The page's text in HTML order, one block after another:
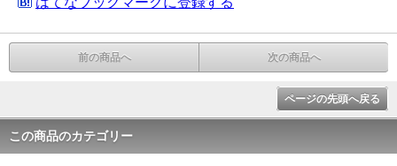
前の商品へ 次の商品へ
ページの先頭へ戻る
この商品のカテゴリー